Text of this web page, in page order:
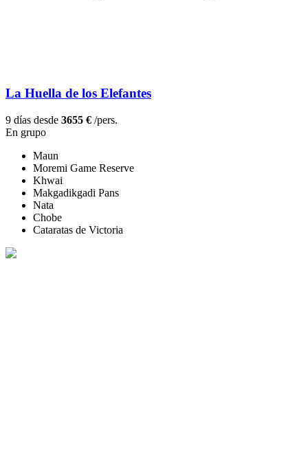
La Huella de los Elefantes
9 días desde 3655 € /pers.
En grupo
Maun
Moremi Game Reserve
Khwai
Makgadikgadi Pans
Nata
Chobe
Cataratas de Victoria